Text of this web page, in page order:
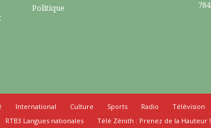
Politique 784
International Culture Sports Radio
Télévision
RTB3 Langues nationales Télé Zénith : Prenez de la Hauteur !